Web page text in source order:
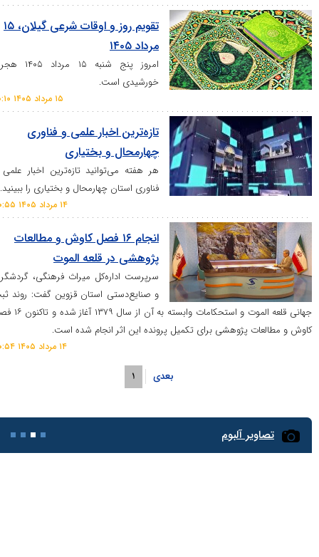
تقویم روز و اوقات شرعی گیلان، ۱۵
مرداد ۱۴۰۵
امروز پنج شنبه ۱۵ مرداد ۱۴۰۵ هجری
خورشیدی است.
تازه‌ترین اخبار علمی و فناوری
چهارمحال و بختیاری
هر هفته می‌توانید تازه‌ترین اخبار علمی و
فناوری استان چهارمحال و بختیاری را ببینید.
انجام ۱۶ فصل کاوش و مطالعات
پژوهشی در قلعه الموت
سرپرست اداره‌کل میراث فرهنگی، گردشگری
و صنایع‌دستی استان قزوین گفت: روند ثبت
جهانی قلعه الموت و استحکامات وابسته به آن از سال ۱۳۷۹ آغاز شده و تاکنون ۱۶ فصل
پژوهشی برای تکمیل پرونده این اثر انجام شده است.
آلبوم